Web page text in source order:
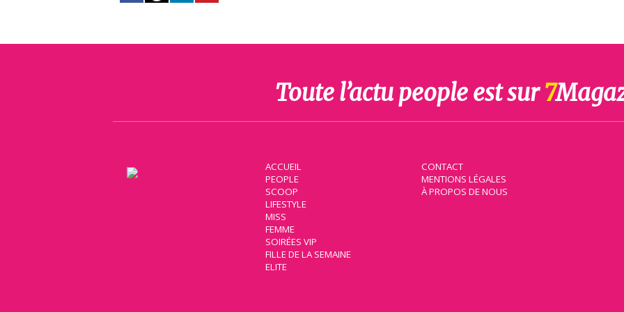
Toute l’actu people est sur7
ACCUEIL
PEOPLE
SCOOP
LIFESTYLE
MISS
FEMME
SOIRÉES VIP
FILLE DE LA SEMAINE
ELITE
CONTACT
MENTIONS LÉGALES
À PROPOS DE NOUS